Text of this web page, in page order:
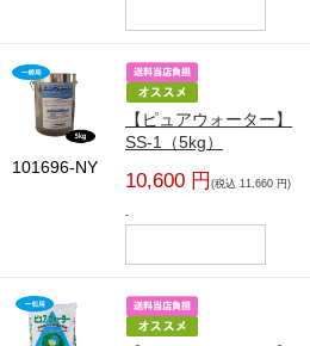
101696-NY
【ピュアウォーター】
SS-1（5kg）
10,600 円 (税込 11,660 円)
-